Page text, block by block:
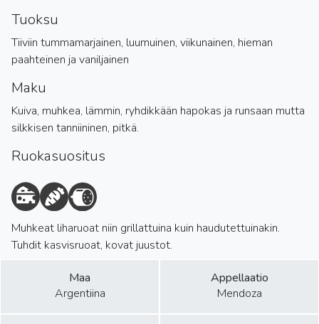
Tuoksu
Tiiviin tummamarjainen, luumuinen, viikunainen, hieman
paahteinen ja vaniljainen
Maku
Kuiva, muhkea, lämmin, ryhdikkään hapokas ja runsaan mutta
silkkisen tanniininen, pitkä.
Ruokasuositus
Muhkeat liharuoat niin grillattuina kuin haudutettuinakin.
Tuhdit kasvisruoat, kovat juustot.
Maa
Argentiina
Appellaatio
Mendoza